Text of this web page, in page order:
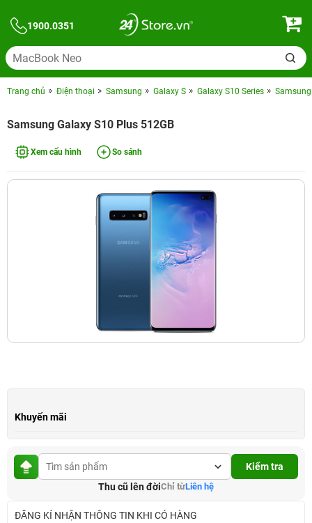
1900.0351
Trang chủ Điện thoại Samsung Galaxy S Galaxy S10 Series
Samsung Galaxy S10 Plus 512GB
Xem cấu hình So sánh
Khuyến mãi
Kiểm tra
Thu cũ lên đờiChỉ từLiên hệ
ĐĂNG KÍ NHẬN THÔNG TIN KHI CÓ HÀNG